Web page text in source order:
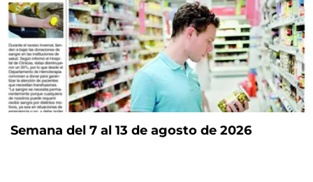
Semana del 7 al 13 de agosto de 2026